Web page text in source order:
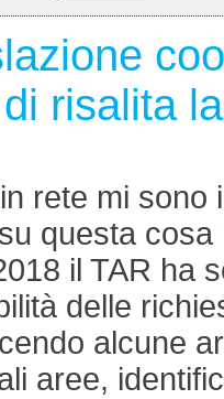
risalita
rete mi sono
questa
il TAR ha
delle
alcune
aree,